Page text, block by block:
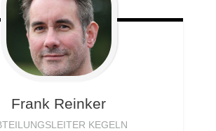
Frank Reinker
KEGELN